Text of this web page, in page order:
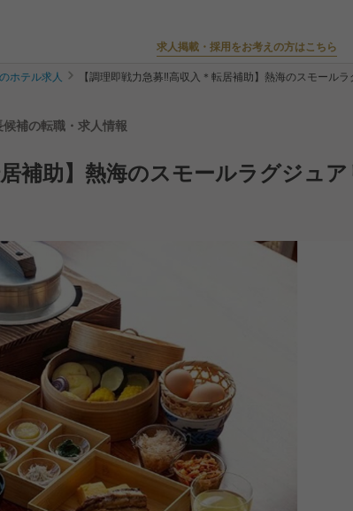
求人掲載・採用をお考えの方はこちら
ホテル求人 【調理即戦力急募‼️高収入＊転居補助】熱海のスモール
補の転職・求人情報
補助】熱海のスモールラグジュア